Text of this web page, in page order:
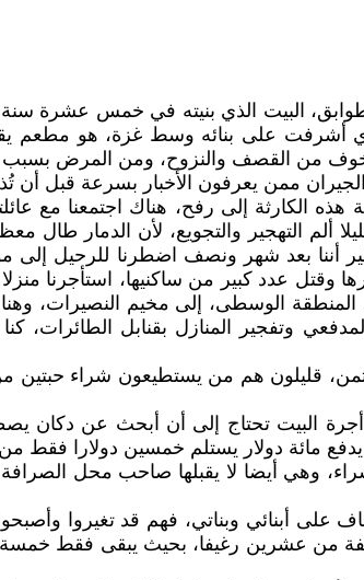
البيت الذي بنيته في خمس عشرة سنة
أشرفت على بنائه وسط غزة، هو
من القصف والنزوح، ومن المرض بسبب
ممن يعرفون الأخبار بسرعة قبل أن
الكارثة إلى رفح، هناك اجتمعنا مع
التهجير والتجويع، لأن الدمار طال
أننا بعد شهر ونصف اضطرنا للرحيل
عدد كبير من ساكنيها، استأجرنا
الوسطى، إلى مخيم النصيرات،
وتفجير المنازل بقنابل الطائرات،
قليلون هم من يستطيعون شراء
البيت تحتاج إلى أن أبحث عن دكان
يدفع مائة دولار يستلم خمسين دولارا
وهي أيضا لا يقبلها صاحب محل
على أبنائي وبناتي، فهم قد تغيروا
من عشرين رغيفا، بحيث يبقى فقط